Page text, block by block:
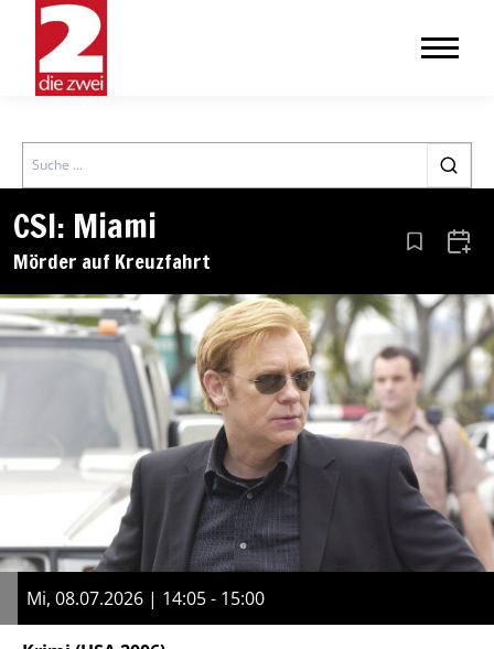
Search
CSI: Miami
Mörder auf Kreuzfahrt Aus den
Mi, 08.07.2026 | 14:05 - 15:00